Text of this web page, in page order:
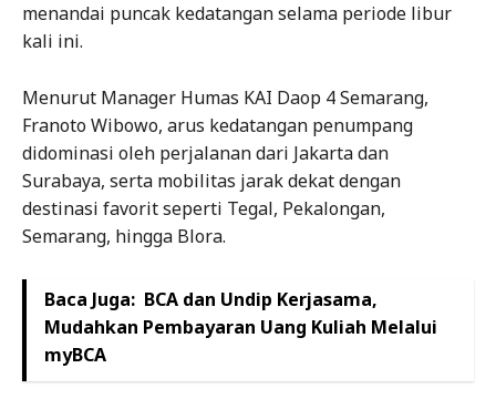
menandai puncak kedatangan selama periode libur
kali ini.
Menurut Manager Humas KAI Daop 4 Semarang,
Franoto Wibowo, arus kedatangan penumpang
didominasi oleh perjalanan dari Jakarta dan
Surabaya, serta mobilitas jarak dekat dengan
destinasi favorit seperti Tegal, Pekalongan,
Semarang, hingga Blora.
Baca Juga: BCA dan Undip Kerjasama,
Mudahkan Pembayaran Uang Kuliah Melalui
myBCA